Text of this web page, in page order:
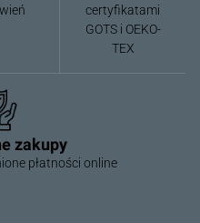
certyfikatami
GOTS i OEKO-
TEX
zakupy
płatności online